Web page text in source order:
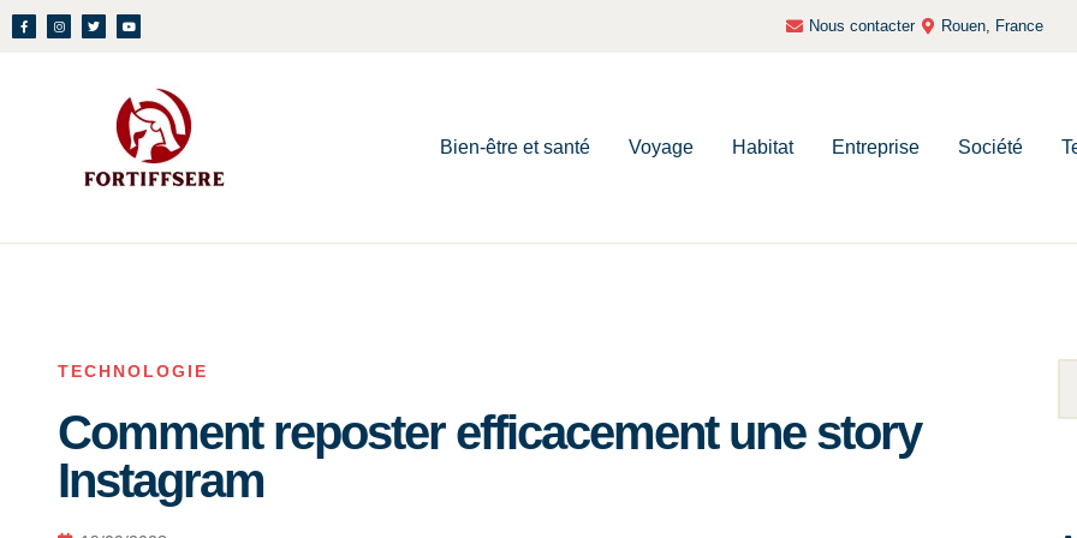
Nous contacter Rouen, France
Bien-être et santé Voyage Habitat Entreprise Société
TECHNOLOGIE
Comment reposter efficacement une story
Instagram